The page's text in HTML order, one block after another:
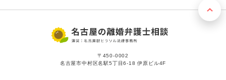
〒450-0002
名古屋市中村区名駅5丁目6-18 伊原ビル4F